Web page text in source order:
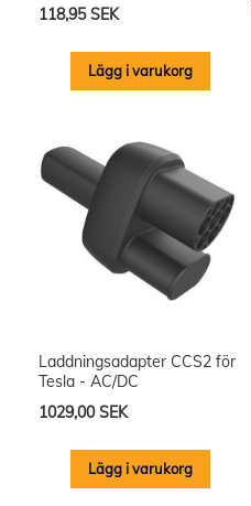
118,95 SEK
Lägg i varukorg
Laddningsadapter CCS2 för
Tesla - AC/DC
1029,00 SEK
Lägg i varukorg